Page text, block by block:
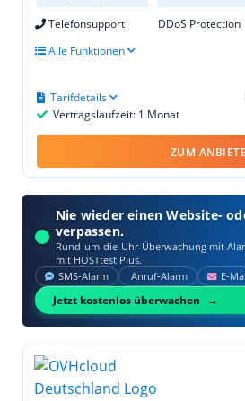
Telefonsupport DDoS Protection
Alle Funktionen
Vertragslaufzeit: 1 Monat
Tarifdetails
ZUM
Nie wieder einen Website-
verpassen.
Rund-um-die-Uhr-Überwachung mit
mit HOSTtest Plus.
SMS‑Alarm Anruf‑Alarm
Jetzt kostenlos überwachen